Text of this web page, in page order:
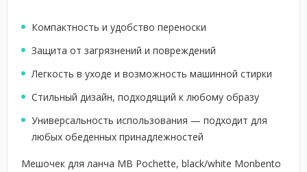
Компактность и удобство переноски
Защита от загрязнений и повреждений
Легкость в уходе и возможность машинной стирки
Стильный дизайн, подходящий к любому образу
Универсальность использования — подходит для
любых обеденных принадлежностей
Мешочек для ланча MB Pochette, black/white Monbento